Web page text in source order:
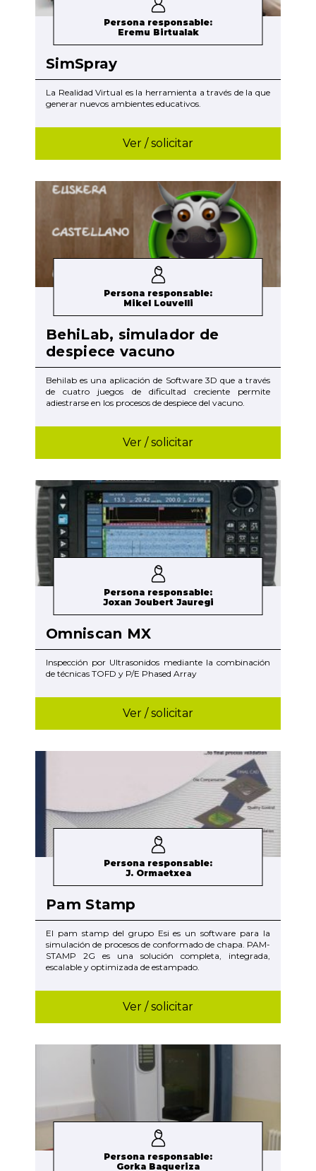
Persona responsable:
Eremu Birtualak
SimSpray
La Realidad Virtual es la herramienta a través de la que
generar nuevos ambientes educativos.
Ver / solicitar
Persona responsable:
Mikel Louvelli
BehiLab, simulador de
despiece vacuno
Behilab es una aplicación de Software 3D que a través
de cuatro juegos de dificultad creciente permite
adiestrarse en los procesos de despiece del vacuno.
Ver / solicitar
Persona responsable:
Joxan Joubert Jauregi
Omniscan MX
Inspección por Ultrasonidos mediante la combinación
de técnicas TOFD y P/E Phased Array
Ver / solicitar
Persona responsable:
J. Ormaetxea
Pam Stamp
El pam stamp del grupo Esi es un software para la
simulación de procesos de conformado de chapa. PAM-
STAMP 2G es una solución completa, integrada,
escalable y optimizada de estampado.
Ver / solicitar
Persona responsable:
Gorka Baqueriza